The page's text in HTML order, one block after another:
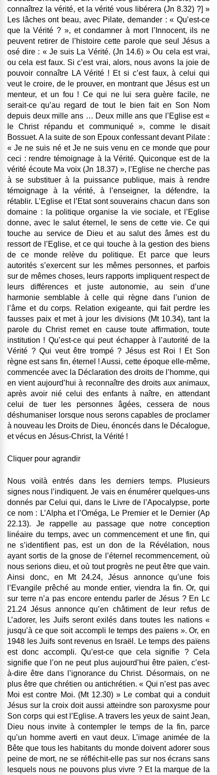
connaîtrez la vérité, et la vérité vous libérera (Jn 8.32) ?] »
Les lâches ont beau, avec Pilate, demander : « Qu’est-ce
que la Vérité ? », et condamner à mort l’Innocent, ils ne
peuvent retirer de l’histoire cette parole que seul Jésus a
osé dire : « Je suis La Vérité. (Jn 14.6) » Ou cela est vrai,
ou cela est faux. Si c’est vrai, alors, nous avons la joie de
pouvoir connaître LA Vérité ! Et si c’est faux, à celui qui
veut le croire, de le prouver, en montrant que Jésus est un
menteur, et un fou ! Ce qui ne lui sera guère facile, ne
serait-ce qu’au regard de tout le bien fait en Son Nom
depuis deux mille ans … Deux mille ans que l’Eglise est «
le Christ répandu et communiqué », comme le disait
Bossuet. A la suite de son Epoux confessant devant Pilate :
« Je ne suis né et Je ne suis venu en ce monde que pour
ceci : rendre témoignage à la Vérité. Quiconque est de la
vérité écoute Ma voix (Jn 18.37) », l’Eglise ne cherche pas
à se substituer à la puissance publique, mais à rendre
témoignage à la vérité, à l’enseigner, la défendre, la
rétablir. L’Eglise et l’Etat sont souverains chacun dans son
domaine : la politique organise la vie sociale, et l’Eglise
donne, avec le salut éternel, le sens de cette vie. Ce qui
touche au service de Dieu et au salut des âmes est du
ressort de l’Eglise, et ce qui touche à la gestion des biens
de ce monde relève du politique. Et parce que leurs
autorités s’exercent sur les mêmes personnes, et parfois
sur de mêmes choses, leurs rapports impliquent respect de
leurs différences et juste autonomie, au sein d’une
harmonie semblable à celle qui règne dans l’union de
l’âme et du corps. Relation exigeante, qui fait perdre les
fausses paix et met à jour les divisions (Mt 10.34), tant la
parole du Christ remet en cause toute affirmation, toute
institution ! Qu’est-ce qui peut échapper à l’autorité de la
Vérité ? Qui veut être trompé ? Jésus est Roi ! Et Son
règne est sans fin, éternel ! Aussi, cette époque elle-même,
commencée avec la Déclaration des droits de l’homme, qui
en vient aujourd’hui à reconnaître des droits aux animaux,
après avoir nié celui des enfants à naître, en attendant
celui de tuer les personnes âgées, cessera de nous
déshumaniser lorsque nous serons capables de proclamer
à nouveau les Droits de Dieu, énoncés dans le Décalogue,
et vécus en Jésus-Christ, la Vérité !
Cliquer pour agrandir
Nous voilà entrés dans les derniers temps. Plusieurs
signes nous l’indiquent. Je vais en énumérer quelques-uns
donnés par Celui qui, dans le Livre de l’Apocalypse, porte
ce nom : L’Alpha et l’Oméga, Le Premier et le Dernier (Ap
22.13). Je rappelle au passage que notre conception
linéaire du temps, avec un commencement et une fin, qui
ne s’identifient pas, est un don de la Révélation, nous
ayant sortis de la gnose de l’éternel recommencement, où
nous serions dieu, et où tout progrès ne peut être que vain.
Ainsi donc, en Mt 24.24, Jésus annonce qu’une fois
l’Evangile prêché au monde entier, viendra la fin. Or, qui
sur terre n’a pas encore entendu parler de Jésus ? En Lc
21.24 Jésus annonce qu’en châtiment de leur refus de
L’adorer, les Juifs seront exilés dans toutes les nations «
jusqu’à ce que soit accompli le temps des païens ». Or, en
1948 les Juifs sont revenus en Israël. Le temps des païens
est donc accompli. Qu’est-ce que cela signifie ? Cela
signifie que l’on ne peut plus aujourd’hui être païen, c’est-
à-dire être dans l’ignorance du Christ. Désormais, on ne
plus être que chrétien ou antichrétien. « Qui n’est pas avec
Moi est contre Moi. (Mt 12.30) » Le combat qui a conduit
Jésus sur la croix doit aussi atteindre son paroxysme pour
Son corps qui est l’Eglise. A travers les yeux de saint Jean,
Dieu nous invite à contempler le temps de la fin, parce
qu’un homme averti en vaut deux. L’image animée de la
Bête que tous les habitants du monde doivent adorer sous
peine de mort, ne se réfléchit-elle pas sur nos écrans sans
lesquels nous ne pouvons plus vivre ? Et la marque de la